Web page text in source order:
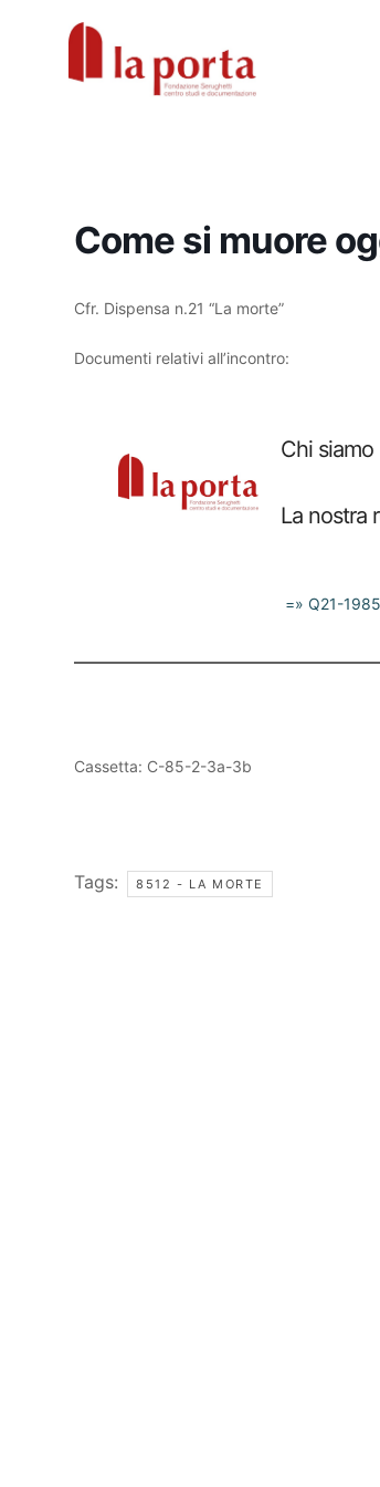
Come si muore
Cfr. Dispensa n.21 “La morte”
Documenti relativi all’incontro:
=» Q21-
Cassetta: C-85-2-3a-3b
Tags: 8512 - LA MORTE